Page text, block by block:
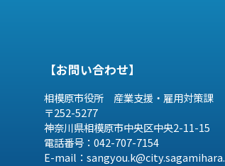
【お問い合わせ】
相模原市役所 産業支援・雇用対策課
〒252-5277
神奈川県相模原市中央区中央2-11-15
電話番号：042-707-7154
E-mail：sangyou.k@city.sagamihara.